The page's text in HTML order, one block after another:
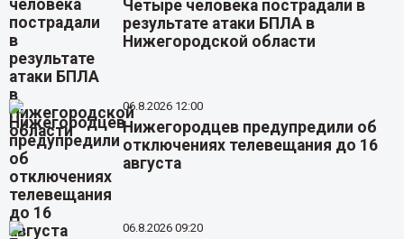
Четыре человека пострадали в
результате атаки БПЛА в
Нижегородской области
06.8.2026 12:00
Нижегородцев предупредили об
отключениях телевещания до 16
августа
06.8.2026 09:20